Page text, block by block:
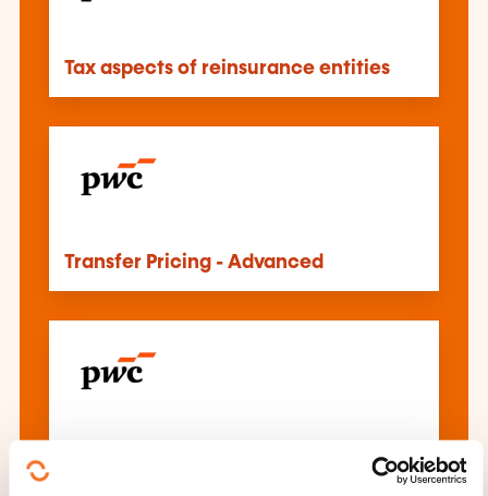
Tax aspects of reinsurance entities
Transfer Pricing - Advanced